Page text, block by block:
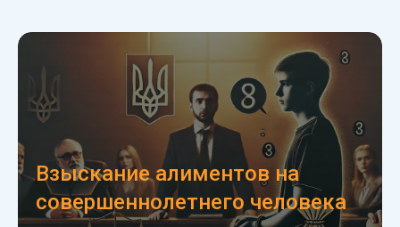
Взыскание алиментов на
совершеннолетнего человека